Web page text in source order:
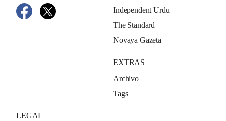
Independent Urdu
The Standard
Novaya Gazeta
EXTRAS
Archivo
Tags
LEGAL